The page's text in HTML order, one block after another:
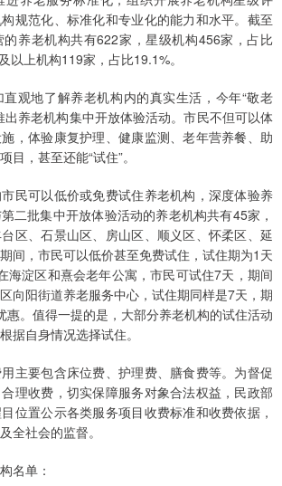
规范化、标准化和专业化的能力和水平。截至
的养老机构共有622家，星级机构456家，占比
以上机构119家，占比19.1%。
观地了解养老机构内的真实生活，今年“敬老
出养老机构集中开放体验活动。市民不但可以体
，体验康复护理、健康监测、老年营养餐、助
目，甚至还能“试住”。
民可以低价或免费试住养老机构，深度体验养
二批集中开放体验活动的养老机构共有45家，
区、石景山区、房山区、顺义区、怀柔区、延
间，市民可以低价甚至免费试住，试住期为1天
海淀区和熹会老年公寓，市民可试住7天，期间
向阳街道养老服务中心，试住期同样是7天，期
惠。值得一提的是，大部分养老机构的试住活动
据自身情况选择试住。
主要包含床位费、护理费、膳食费等。为督促
理收费，切实保障服务对象合法权益，民政部
位置公示各类服务项目收费标准和收费依据，
全社会的监督。
名单：